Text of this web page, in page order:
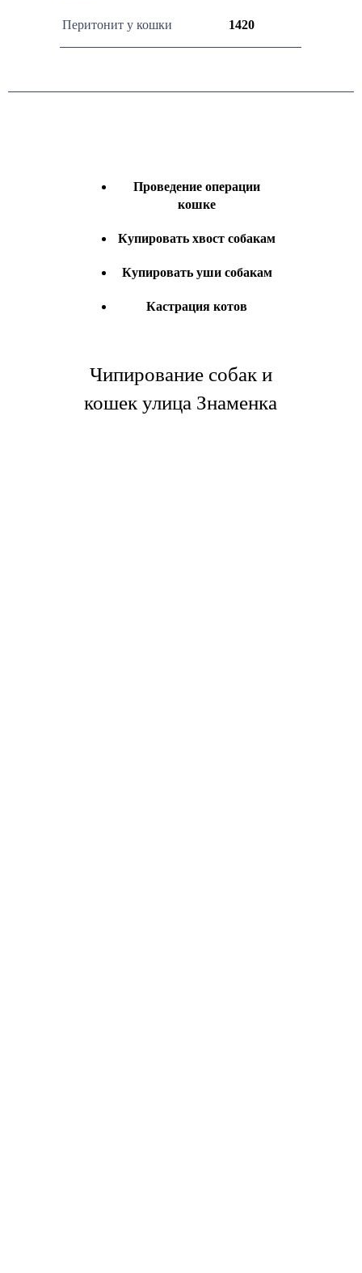
Перитонит у кошки 1420
Проведение операции
кошке
Купировать хвост собакам
Купировать уши собакам
Кастрация котов
Чипирование собак и
кошек улица Знаменка